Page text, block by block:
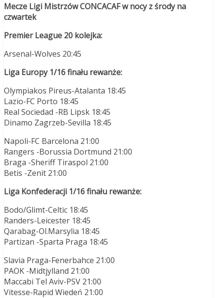
Mecze Ligi Mistrzów CONCACAF w nocy z środy na
czwartek
Premier League 20 kolejka:
Arsenal-Wolves 20:45
Liga Europy 1/16 finału rewanże:
Olympiakos Pireus-Atalanta 18:45
Lazio-FC Porto 18:45
Real Sociedad -RB Lipsk 18:45
Dinamo Zagrzeb-Sevilla 18:45
Napoli-FC Barcelona 21:00
Rangers -Borussia Dortmund 21:00
Braga -Sheriff Tiraspol 21:00
Betis -Zenit 21:00
Liga Konfederacji 1/16 finału rewanże:
Bodo/Glimt-Celtic 18:45
Randers-Leicester 18:45
Qarabag-Ol.Marsylia 18:45
Partizan -Sparta Praga 18:45
Slavia Praga-Fenerbahce 21:00
PAOK -Midtjylland 21:00
Maccabi Tel Aviv-PSV 21:00
Vitesse-Rapid Wiedeń 21:00